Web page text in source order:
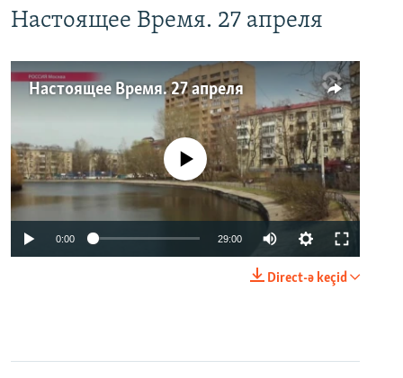
Настоящее Время. 27 апреля
Настоящее Время. 27 апреля
No media source currently available
0:00 29:00
Direct-ə keçid